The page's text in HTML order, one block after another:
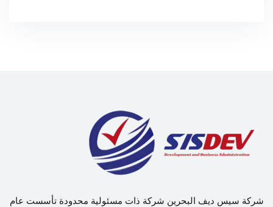
شركة سيس ديف البحرين شركة ذات مسئولية محدودة تأسست عام